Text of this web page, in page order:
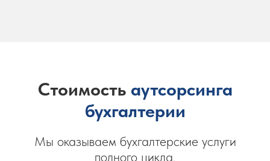
Стоимость аутсорсинга
бухгалтерии
Мы оказываем бухгалтерские услуги
полного цикла.